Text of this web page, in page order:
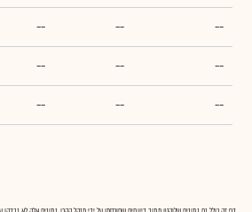
--
--
--
--
--
--
--
--
--